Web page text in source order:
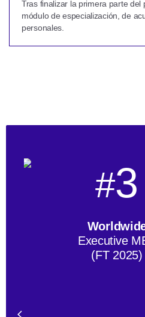
Tras finalizar la primera parte del
módulo de especialización, de
personales.
#3
Executive
(FT 2025)